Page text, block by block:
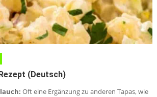
(deutsch)
Oft eine Ergänzung zu anderen Tapas, wie